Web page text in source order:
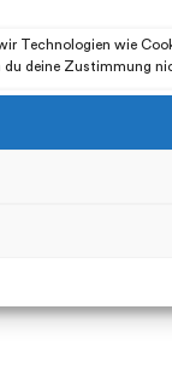
Technologien wie
du deine Zustimmung